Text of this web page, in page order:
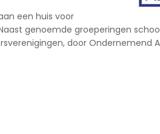
een huis voor
genoemde groeperingen
door Ondernemend